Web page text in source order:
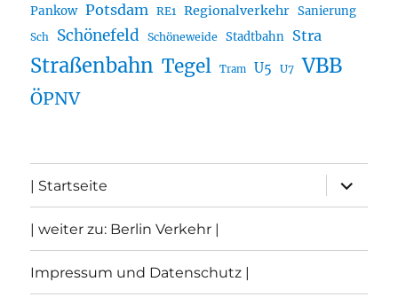
Pankow Potsdam RE1 Regionalverkehr Sanierung
Sch Schönefeld Schöneweide Stadtbahn Stra
Straßenbahn Tegel Tram U5 U7 VBB
ÖPNV
| Startseite
öffnen
| weiter zu: Berlin Verkehr |
Impressum und Datenschutz |